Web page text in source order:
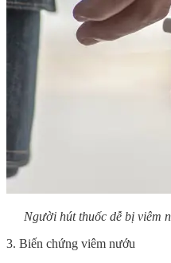
Người hút thuốc dễ bị viêm
3. Biến chứng viêm nướu